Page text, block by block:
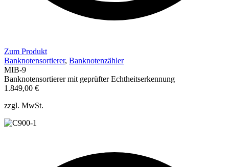
Zum Produkt
Banknotensortierer, Banknotenzähler
MIB-9
Banknotensortierer mit geprüfter Echtheitserkennung
1.849,00 €
zzgl. MwSt.